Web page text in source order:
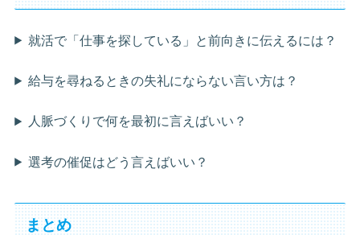
就活で「仕事を探している」と前向きに伝えるには？
給与を尋ねるときの失礼にならない言い方は？
人脈づくりで何を最初に言えばいい？
選考の催促はどう言えばいい？
まとめ